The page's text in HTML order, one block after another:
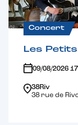
Concert
Les
09/08/2026
38Riv
38 rue de